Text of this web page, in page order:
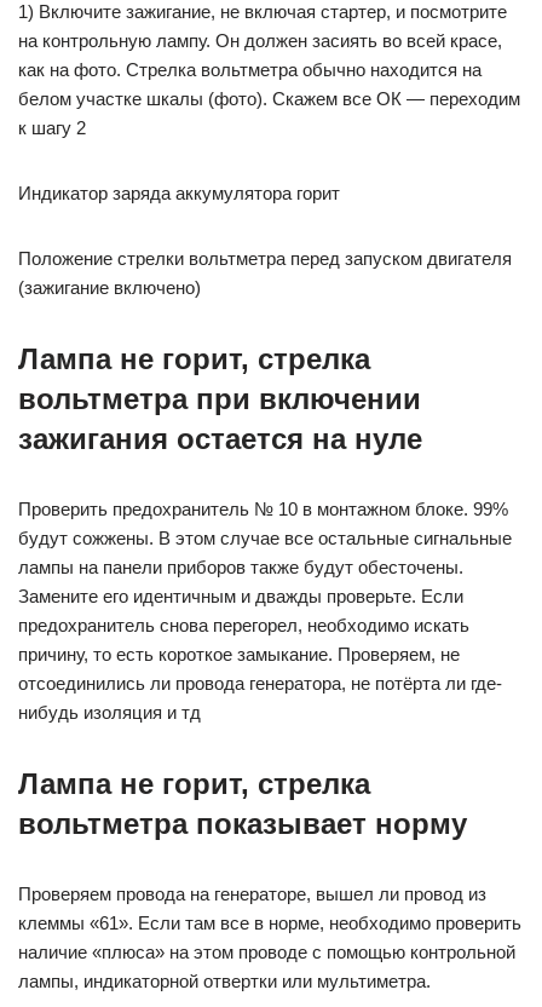
1) Включите зажигание, не включая стартер, и посмотрите
на контрольную лампу. Он должен засиять во всей красе,
как на фото. Стрелка вольтметра обычно находится на
белом участке шкалы (фото). Скажем все ОК — переходим
к шагу 2
Индикатор заряда аккумулятора горит
Положение стрелки вольтметра перед запуском двигателя
(зажигание включено)
Лампа не горит, стрелка
вольтметра при включении
зажигания остается на нуле
Проверить предохранитель № 10 в монтажном блоке. 99%
будут сожжены. В этом случае все остальные сигнальные
лампы на панели приборов также будут обесточены.
Замените его идентичным и дважды проверьте. Если
предохранитель снова перегорел, необходимо искать
причину, то есть короткое замыкание. Проверяем, не
отсоединились ли провода генератора, не потёрта ли где-
нибудь изоляция и тд
Лампа не горит, стрелка
вольтметра показывает норму
Проверяем провода на генераторе, вышел ли провод из
клеммы «61». Если там все в норме, необходимо проверить
наличие «плюса» на этом проводе с помощью контрольной
лампы, индикаторной отвертки или мультиметра.